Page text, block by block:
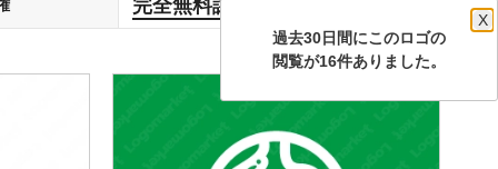
過去30日間にこのロゴの
X
閲覧が16件ありました。